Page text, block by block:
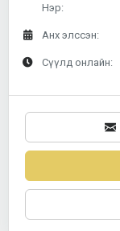
Нэр:
Анх элссэн:
Сүүлд онлайн: